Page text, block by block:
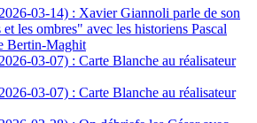
03-14) : Xavier Giannoli parle de son
les ombres" avec les historiens Pascal
Bertin-Maghit
03-07) : Carte Blanche au réalisateur
03-07) : Carte Blanche au réalisateur